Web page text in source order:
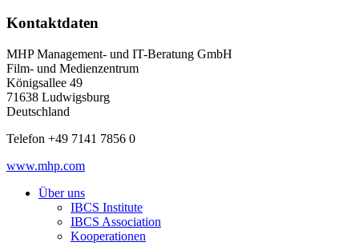
Kontaktdaten
MHP Management- und IT-Beratung GmbH
Film- und Medienzentrum
Königsallee 49
71638 Ludwigsburg
Deutschland
Telefon +49 7141 7856 0
www.mhp.com
Über uns
IBCS Institute
IBCS Association
Kooperationen